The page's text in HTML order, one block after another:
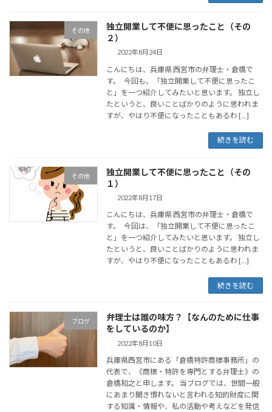
その他
独立開業して不便に思ったこと（その
２）
2022年8月24日
こんにちは、兵庫県 西宮市の弁理士・倉橋で
す。 今回も、「独立開業して不便に思ったこ
と」を一つ紹介してみたいと思います。 独立し
たというと、良いことばかりのように思われま
すが、やはり不便になったこともあるわ […]
続きを読む
その他
独立開業して不便に思ったこと（その
１）
2022年8月17日
こんにちは、兵庫県 西宮市の弁理士・倉橋で
す。 今回は、「独立開業して不便に思ったこ
と」を一つ紹介してみたいと思います。 独立し
たというと、良いことばかりのように思われま
すが、やはり不便になったこともあるわ […]
続きを読む
ブログ
弁理士は誰の味方？【なんのために仕事
をしているのか】
2022年8月10日
兵庫県西宮市にある「倉橋特許商標事務所」の
代表で、《商標・特許を専門とする弁理士》の
倉橋和之と申します。 当ブログでは、世間一般
にあまり聞き慣れないと言われる知的財産に関
する知識・情報や、私の活動や考えなどを発信